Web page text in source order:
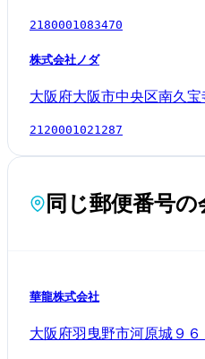
2180001083470
株式会社ノダ
大阪府大阪市中央区南久
2120001021287
同じ郵便番号の
華龍株式会社
大阪府羽曳野市河原城９６